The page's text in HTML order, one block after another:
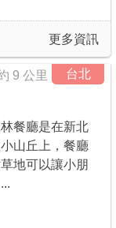
更多資訊
台北
9 公里
餐廳是在新北
山丘上，餐廳
地可以讓小朋